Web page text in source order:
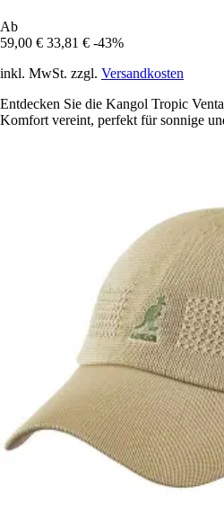
Ab
59,00 € 33,81 € -43%
inkl. MwSt. zzgl. Versandkosten
Entdecken Sie die Kangol Tropic
Komfort vereint, perfekt für sonnige